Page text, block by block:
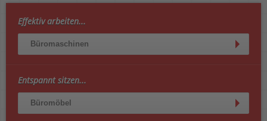
Effektiv arbeiten...
Büromaschinen
Entspannt sitzen...
Büromöbel